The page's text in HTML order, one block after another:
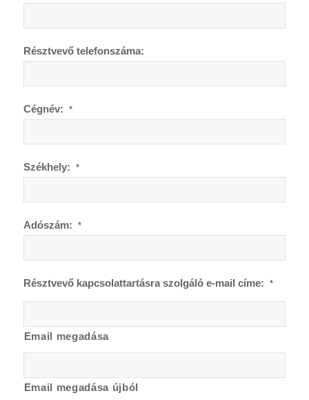
Résztvevő telefonszáma:
Cégnév: *
Székhely: *
Adószám: *
Résztvevő kapcsolattartásra szolgáló e-mail címe: *
Email megadása
Email megadása újból